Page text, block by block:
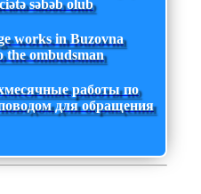
səbəb olub
works in Buzovna
the ombudsman
работы по
для обращения